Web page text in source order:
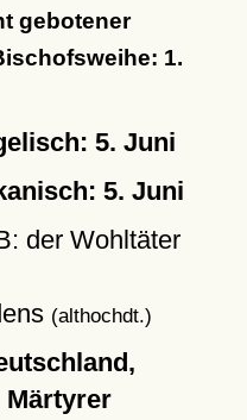
gebotener
1.
5. Juni
5. Juni
der Wohltäter
(althochdt.)
Märtyrer